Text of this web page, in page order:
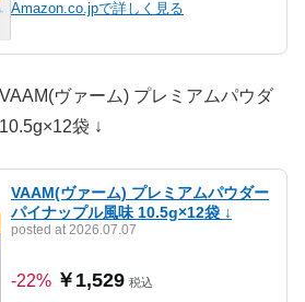
Amazon.co.jpで詳しく見る
ヴァーム) プレミアムパウダ
袋 ↓
VAAM(ヴァーム) プレミアムパウダー
パイナップル風味 10.5g×12袋 ↓
posted at 2026.07.07
-22% ￥1,529 税込